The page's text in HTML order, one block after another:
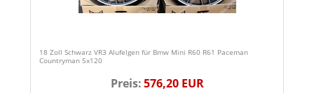
18 Zoll Schwarz VR3 Alufelgen für Bmw Mini R60 R61 Paceman
Countryman 5x120
Preis:576,20 EUR